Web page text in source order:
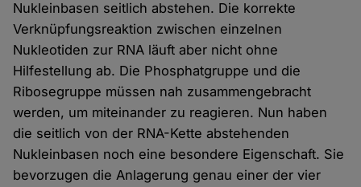
Nukleinbasen seitlich abstehen. Die korrekte
Verknüpfungsreaktion zwischen einzelnen
Nukleotiden zur RNA läuft aber nicht ohne
Hilfestellung ab. Die Phosphatgruppe und die
Ribosegruppe müssen nah zusammengebracht
werden, um miteinander zu reagieren. Nun haben
die seitlich von der RNA-Kette abstehenden
Nukleinbasen noch eine besondere Eigenschaft. Sie
bevorzugen die Anlagerung genau einer der vier